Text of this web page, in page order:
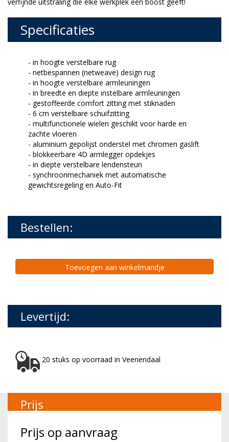
Specificaties
- in hoogte verstelbare rug
- netbespannen (netweave) design rug
- in hoogte verstelbare armleuningen
- in breedte en diepte instelbare armleuningen
- gestoffeerde comfort zitting met stiknaden
- 6 cm verstelbare schuifzitting
- multifunctionele wielen geschikt voor harde en
zachte vloeren
- aluminium gepolijst onderstel met chromen gaslift
- blokkeerbare 4D armlegger opdekjes
- in diepte verstelbare lendensteun
- synchroonmechaniek met automatische
gewichtsregeling en Auto-Fit
Bestellen:
Toevoegen aan winkelmandje
Levertijd:
20 stuks op voorraad in Veenendaal
Prijs
Prijs op aanvraag